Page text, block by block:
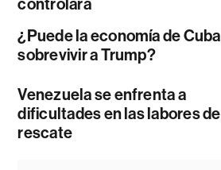
controlará
¿Puede la economía de Cuba
sobrevivir a Trump?
Venezuela se enfrenta a
dificultades en las labores de
rescate